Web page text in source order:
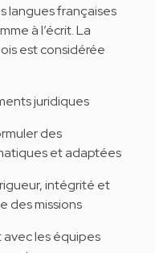
langues françaises
à l’écrit. La
est considérée
juridiques
des
et adaptées
intégrité et
des missions
les équipes